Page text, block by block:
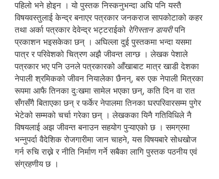
पहिलो भने होइन । यो पुस्तक निस्कनुभन्दा अघि पनि यस्तै
विषयवस्तुलाई केन्द्र बनाएर पत्रकार जनकराज सापकोटाको कहर
तथा अर्का पत्रकार देवेन्द्र भट्टराईको रेगिस्तान डायरीपनि
प्रकाशन भइसकेका छन् । अघिल्ला दुई पुस्तकमा भन्दा यसमा
पात्र र परिवेशको चित्रण अझै जीवन्त लाग्छ । लेखक पेशाले
पत्रकार भए पनि उनले पत्रकारको आँखाबाट मात्र खाडी देशका
नेपाली श्रमिकको जीवन नियालेका छैनन्, बरु एक नेपाली मित्रका
रूपमा आफै तिनका दुःखमा सामेल भएका छन्, कति दिन वा रात
सँगसँगै बिताएका छन् र फर्केर नेपालमा तिनका घरपरिवारसम्म पुगेर
भेटेको सम्मको चर्चा गरेका छन् । लेखकका यिनै गतिविधिले नै
विषयलाई अझ जीवन्त बनाउन सहयोग पुऱ्याएको छ । समग्रमा
भन्नुपर्दा वैदेशिक रोजगारीमा जान चाहने, यस विषयबारे सोधखोज
गर्न रुचि राख्ने र नीति निर्माण गर्ने सबैका लागि पुस्तक पठनीय एवं
संग्रहणीय छ ।